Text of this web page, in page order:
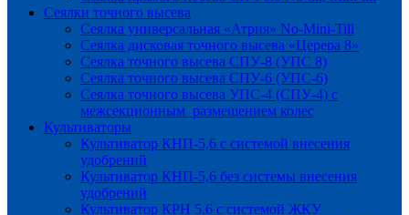
Сеялки точного высева
Сеялка универсальная «Атрия» No-Mini-Till
Сеялка дисковая точного высева «Церера 8»
Сеялка точного высева СПУ-8 (УПС 8)
Сеялка точного высева СПУ-6 (УПС-6)
Сеялка точного высева УПС-4 (СПУ-4) с
межсекционным размещением колес
Культиваторы
Культиватор КНП-5,6 с системой внесения
удобрений
Культиватор КНП-5,6 без системы внесения
удобрений
Культиватор КРН 5.6 с системой ЖКУ